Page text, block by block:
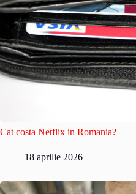
Cat costa Netflix in Romania?
18 aprilie 2026